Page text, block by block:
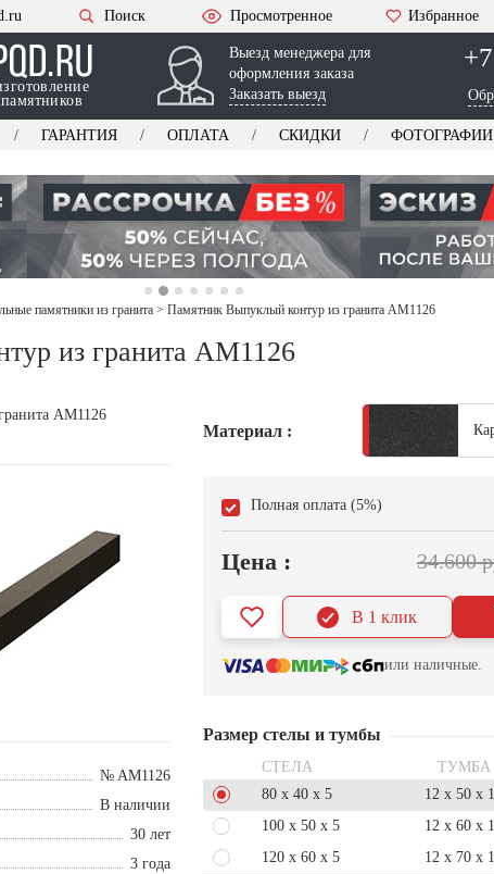
Поиск Просмотренное Избранное
памятников
Выезд менеджера для
оформления заказа
Заказать выезд
ГАРАНТИЯ ОПЛАТА СКИДКИ ФОТОГРАФИИ
памятники из гранита > Памятник Выпуклый контур из гранита AM1126
из гранита AM1126
№ AM1126
В наличии
30 лет
3 года
Материал :
Полная оплата (5%)
Цена : 34.600
В 1 клик
или наличные.
Размер стелы и тумбы
СТЕЛА ТУМБА
80 x 40 x 5
12 x 50 x
100 x 50 x 5
12 x 60 x
120 x 60 x 5
12 x 70 x